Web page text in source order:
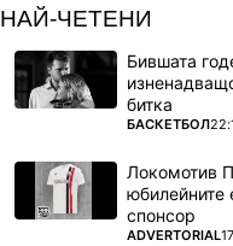
НАЙ-ЧЕТЕНИ
Бившата
битка
ПОВЕЧЕ ОТ
БАСКЕТБОЛ
Локомотив
юбилейните
спонсор
ПОВЕЧЕ ОТ
ADVERTORIAL